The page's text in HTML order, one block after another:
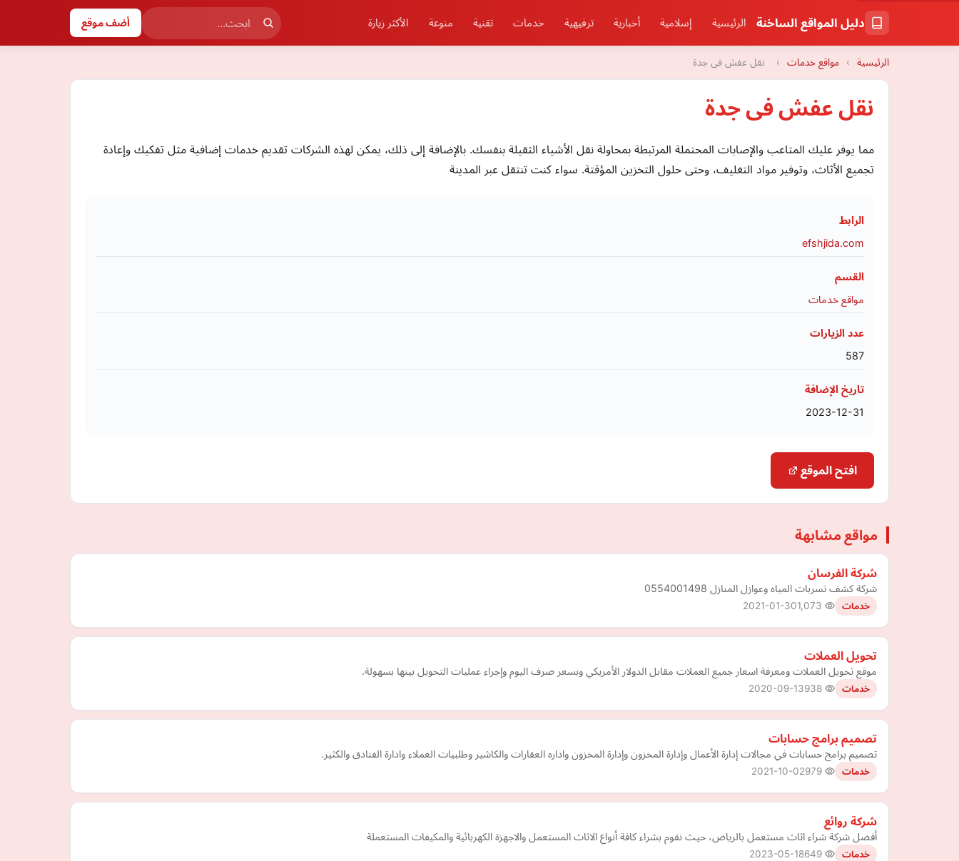
دليل المواقع الساخنة الرئيسية إسلامية أخبارية ترفيهية خدمات تقنية منوعة الأكثر زيارة أضف موقع
الرئيسية › مواقع خدمات › نقل عفش فى جدة
نقل عفش فى جدة
مما يوفر عليك المتاعب والإصابات المحتملة المرتبطة بمحاولة نقل الأشياء الثقيلة بنفسك. بالإضافة إلى ذلك، يمكن لهذه الشركات تقديم خدمات إضافية مثل تفكيك وإعادة
تجميع الأثاث، وتوفير مواد التغليف، وحتى حلول التخزين المؤقتة. سواء كنت تنتقل عبر المدينة
الرابط
efshjida.com
القسم
مواقع خدمات
عدد الزيارات
587
تاريخ الإضافة
2023-12-31
افتح الموقع
مواقع مشابهة
شركة الفرسان
شركة كشف تسربات المياه وعوازل المنازل 0554001498
خدمات 2021-01-30
تحويل العملات
موقع تحويل العملات ومعرفة اسعار جميع العملات مقابل الدولار الأمريكي وبسعر صرف اليوم وإجراء عمليات التحويل بينها بسهولة.
خدمات 2020-09-13
تصميم برامج حسابات
تصميم برامج حسابات في مجالات إدارة الأعمال وإدارة المخزون وإدارة المخزون واداره العقارات والكاشير وطلبيات العملاء وادارة الفنادق والكثير.
خدمات 2021-10-02
شركة روائع
أفضل شركة شراء اثاث مستعمل بالرياض، حيث نقوم بشراء كافة أنواع الاثاث المستعمل والاجهزة الكهربائية والمكيفات المستعملة
خدمات 2023-05-18